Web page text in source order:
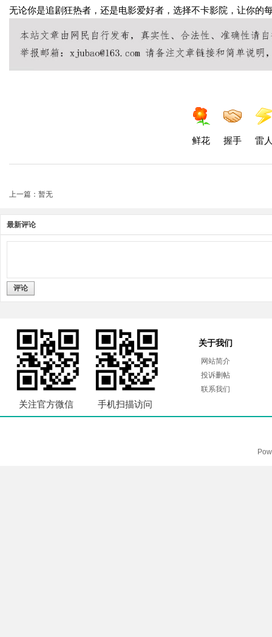
无论你是追剧狂热者，还是电影爱好者，选择不卡影院，让你的
鲜花 握手 雷
上一篇：暂无
最新评论
评论
关注官方微信 手机扫描访问
关于我们
网站简介
投诉删帖
联系我们